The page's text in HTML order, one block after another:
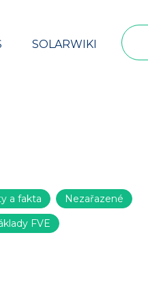
SOLARWIKI
a fakta
Nezařazené
FVE